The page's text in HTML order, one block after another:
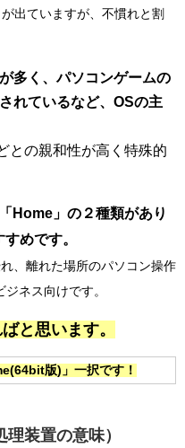
出ていますが、不慣れと割
多く、パソコンゲームの
れているなど、OSの主
との親和性が高く特殊的
Home」の２種類があり
めです。
、離れた場所のパソコン操作
ネス向けです。
と思います。
版)」一択です！
理装置の意味）